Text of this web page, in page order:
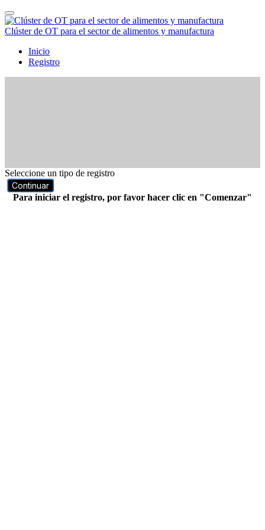
Clúster de OT para el sector de alimentos y manufactura
Inicio
Registro
Seleccione un tipo de registro
Continuar
Para iniciar el registro, por favor hacer clic en "Comenzar"